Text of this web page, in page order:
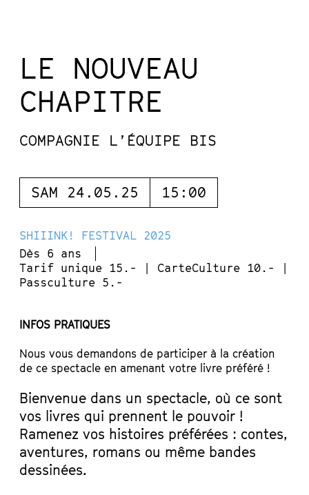
LE NOUVEAU
CHAPITRE
COMPAGNIE L’ÉQUIPE BIS
SAM 24.05.25 15:00
SHIIINK! FESTIVAL 2025
Dès 6 ans
Tarif unique 15.- | CarteCulture 10.- |
Passculture 5.-
INFOS PRATIQUES
Nous vous demandons de participer à la création
de ce spectacle en amenant votre livre préféré !
Bienvenue dans un spectacle, où ce sont
vos livres qui prennent le pouvoir !
Ramenez vos histoires préférées : contes,
aventures, romans ou même bandes
dessinées.